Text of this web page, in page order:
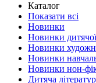
Каталог
Показати всі
Новинки
Новинки дитячої
Новинки
Новинки
Новинки нон-
Дитяча